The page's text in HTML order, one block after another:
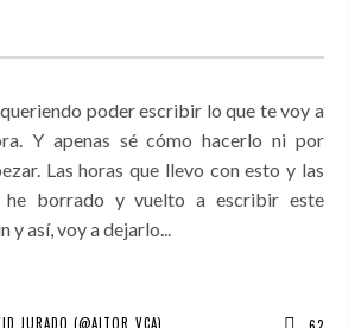
poder escribir lo que te voy a
Y apenas sé cómo hacerlo ni por
Las horas que llevo con esto y las
he borrado y vuelto a escribir este
y así, voy a dejarlo...
JURADO (@AITOR_VCA)